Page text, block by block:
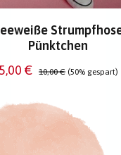
Pünktchen
Verkaufspreis:
5,00 € Regulärer Preis:
10,00 € (50% gespart)